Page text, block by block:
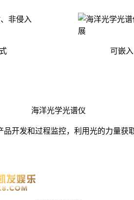
可嵌
海洋光学光谱仪
开发和过程监控，利用光的力量获